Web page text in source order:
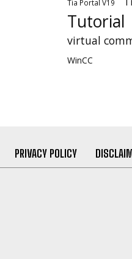
Tia Portal V19
Tutorial
virtual
WinCC
PRIVACY POLICY